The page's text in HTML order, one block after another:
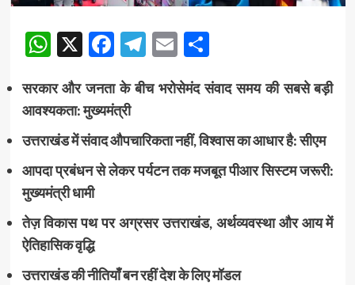
WhatsApp
X Facebook
Telegram
EmailShare
सरकार और जनता के बीच भरोसेमंद संवाद समय की सबसे बड़ी
आवश्यकता: मुख्यमंत्री
उत्तराखंड में संवाद औपचारिकता नहीं, विश्वास का आधार है: सीएम
आपदा प्रबंधन से लेकर पर्यटन तक मजबूत पीआर सिस्टम जरूरी:
मुख्यमंत्री धामी
तेज़ विकास पथ पर अग्रसर उत्तराखंड, अर्थव्यवस्था और आय में
ऐतिहासिक वृद्धि
उत्तराखंड की नीतियाँ बन रहीं देश के लिए मॉडल